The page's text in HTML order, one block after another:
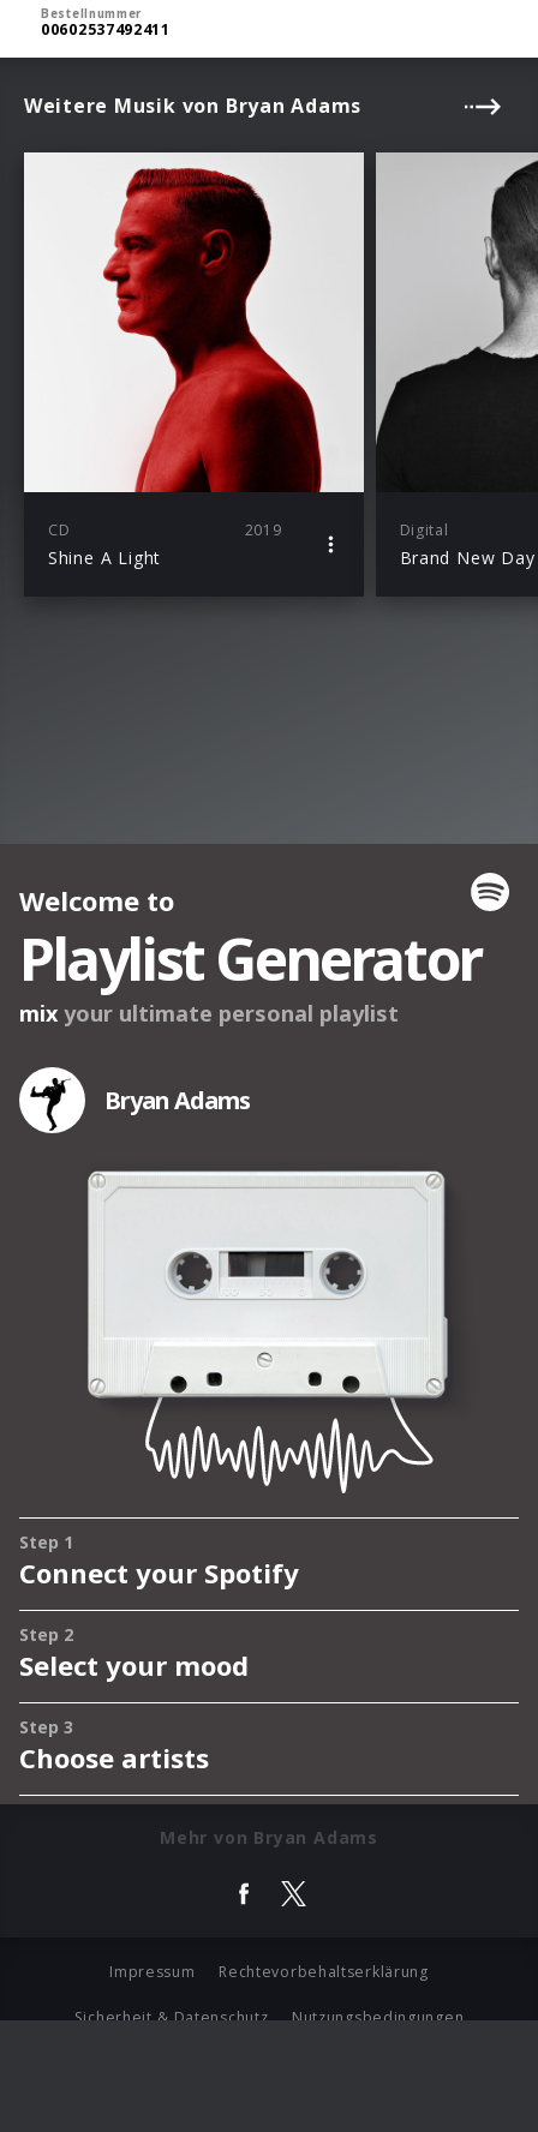
Bestellnummer
00602537492411
Weitere Musik von Bryan Adams
CD 2019
Shine A Light
Digital
Brand New Day
Mehr von Bryan Adams
Impressum Rechtevorbehaltserklärung
Sicherheit & Datenschutz Nutzungsbedingungen